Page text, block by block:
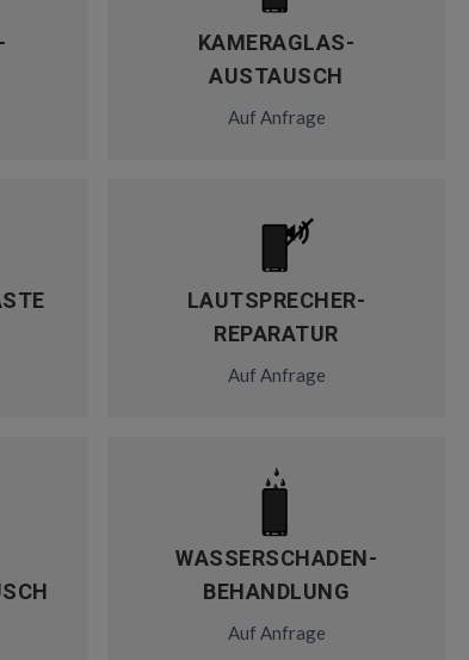
KAMERAGLAS-
AUSTAUSCH
Auf Anfrage
LAUTSPRECHER-
REPARATUR
Auf Anfrage
WASSERSCHADEN-
BEHANDLUNG
Auf Anfrage